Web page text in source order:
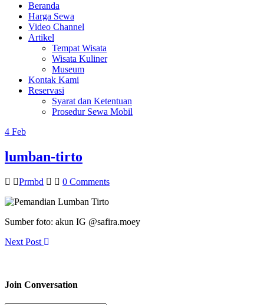
Beranda
Harga Sewa
Video Channel
Artikel
Tempat Wisata
Wisata Kuliner
Museum
Kontak Kami
Reservasi
Syarat dan Ketentuan
Prosedur Sewa Mobil
4 Feb
lumban-tirto
Prmbd 0 Comments
Sumber foto: akun IG @safira.moey
Next Post
Join Conversation